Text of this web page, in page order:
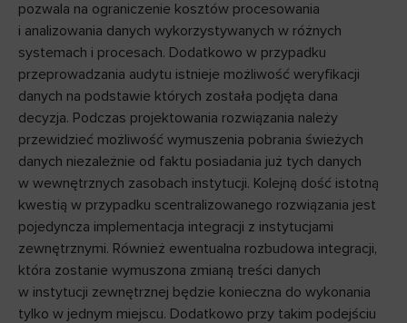
pozwala na ograniczenie kosztów procesowania
i analizowania danych wykorzystywanych w różnych
systemach i procesach. Dodatkowo w przypadku
przeprowadzania audytu istnieje możliwość weryfikacji
danych na podstawie których została podjęta dana
decyzja. Podczas projektowania rozwiązania należy
przewidzieć możliwość wymuszenia pobrania świeżych
danych niezależnie od faktu posiadania już tych danych
w wewnętrznych zasobach instytucji. Kolejną dość istotną
kwestią w przypadku scentralizowanego rozwiązania jest
pojedyncza implementacja integracji z instytucjami
zewnętrznymi. Również ewentualna rozbudowa integracji,
która zostanie wymuszona zmianą treści danych
w instytucji zewnętrznej będzie konieczna do wykonania
tylko w jednym miejscu. Dodatkowo przy takim podejściu